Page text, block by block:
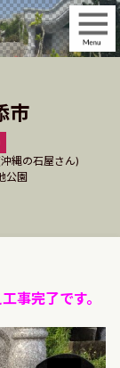
市
縄の石屋さん)
公園
事完了です。